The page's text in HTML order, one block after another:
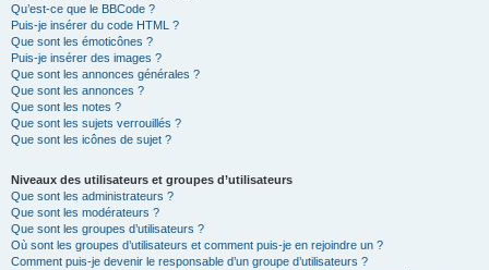
Qu’est-ce que le BBCode ?
Puis-je insérer du code HTML ?
Que sont les émoticônes ?
Puis-je insérer des images ?
Que sont les annonces générales ?
Que sont les annonces ?
Que sont les notes ?
Que sont les sujets verrouillés ?
Que sont les icônes de sujet ?
Niveaux des utilisateurs et groupes d’utilisateurs
Que sont les administrateurs ?
Que sont les modérateurs ?
Que sont les groupes d’utilisateurs ?
Où sont les groupes d’utilisateurs et comment puis-je en rejoindre un ?
Comment puis-je devenir le responsable d’un groupe d’utilisateurs ?